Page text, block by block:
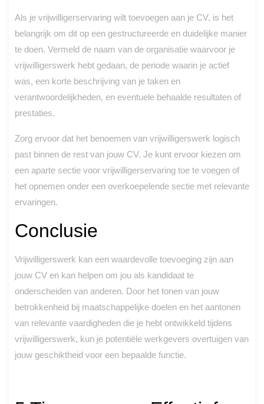
Als je vrijwilligerservaring wilt toevoegen aan je CV, is het
belangrijk om dit op een gestructureerde en duidelijke manier
te doen. Vermeld de naam van de organisatie waarvoor je
vrijwilligerswerk hebt gedaan, de periode waarin je actief
was, een korte beschrijving van je taken en
verantwoordelijkheden, en eventuele behaalde resultaten of
prestaties.
Zorg ervoor dat het benoemen van vrijwilligerswerk logisch
past binnen de rest van jouw CV. Je kunt ervoor kiezen om
een aparte sectie voor vrijwilligerservaring toe te voegen of
het opnemen onder een overkoepelende sectie met relevante
ervaringen.
Conclusie
Vrijwilligerswerk kan een waardevolle toevoeging zijn aan
jouw CV en kan helpen om jou als kandidaat te
onderscheiden van anderen. Door het tonen van jouw
betrokkenheid bij maatschappelijke doelen en het aantonen
van relevante vaardigheden die je hebt ontwikkeld tijdens
vrijwilligerswerk, kun je potentiële werkgevers overtuigen van
jouw geschiktheid voor een bepaalde functie.